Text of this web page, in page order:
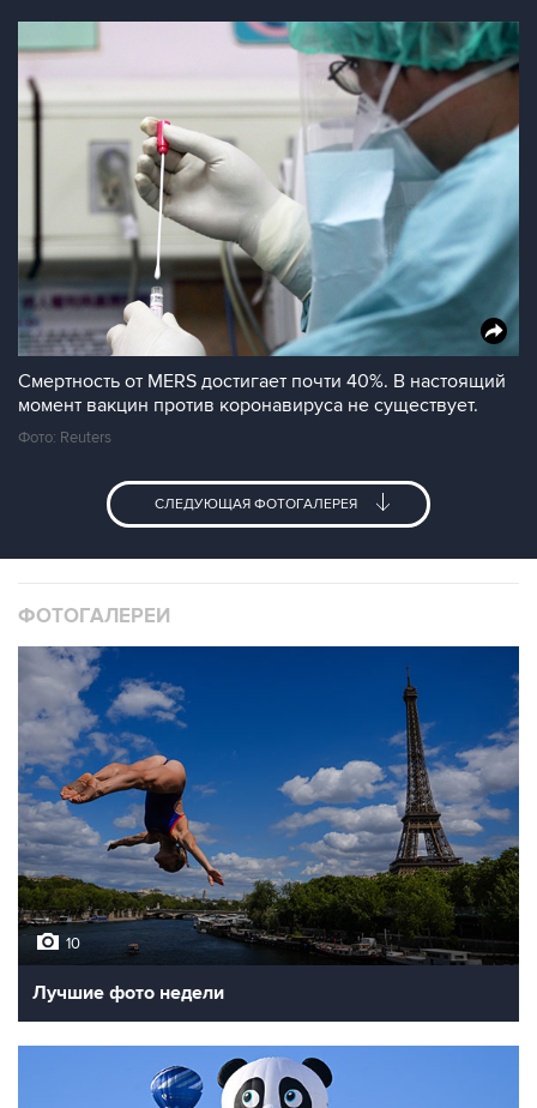
Смертность от MERS достигает почти 40%. В настоящий
момент вакцин против коронавируса не существует.
Фото: Reuters
СЛЕДУЮЩАЯ ФОТОГАЛЕРЕЯ
ФОТОГАЛЕРЕИ
10
Лучшие фото недели